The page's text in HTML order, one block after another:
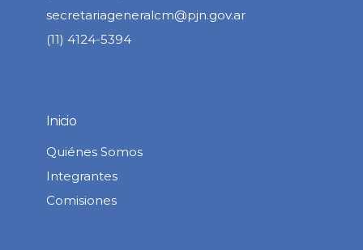
secretariageneralcm@pjn.gov.ar
(11) 4124-5394
Inicio
Quiénes Somos
Integrantes
Comisiones